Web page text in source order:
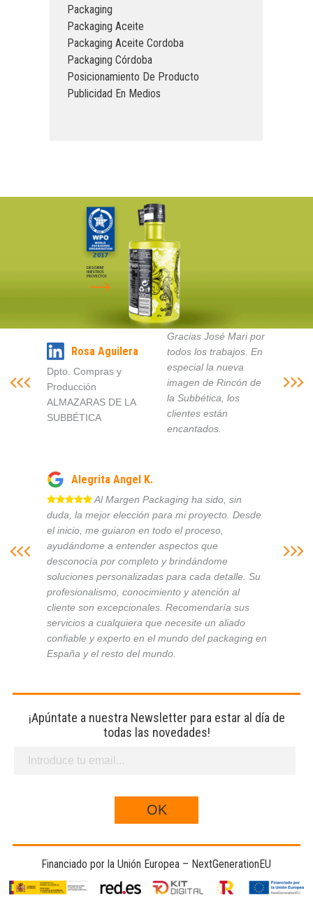
Packaging
Packaging Aceite
Packaging Aceite Cordoba
Packaging Córdoba
Posicionamiento De Producto
Publicidad En Medios
DESCUBRE
NUESTROS
PROYECTOS
Rosa Aguilera
Dpto. Compras y
Producción
ALMAZARAS DE LA
SUBBÉTICA
Gracias José Mari por
todos los trabajos. En
especial la nueva
imagen de Rincón de
la Subbética, los
clientes están
encantados.
Alegrita Angel K.
Al Margen Packaging ha sido, sin
duda, la mejor elección para mi proyecto. Desde
el inicio, me guiaron en todo el proceso,
ayudándome a entender aspectos que
desconocía por completo y brindándome
soluciones personalizadas para cada detalle. Su
profesionalismo, conocimiento y atención al
cliente son excepcionales. Recomendaría sus
servicios a cualquiera que necesite un aliado
confiable y experto en el mundo del packaging en
España y el resto del mundo.
¡Apúntate a nuestra Newsletter para estar al día de
todas las novedades!
Financiado por la Unión Europea – NextGenerationEU